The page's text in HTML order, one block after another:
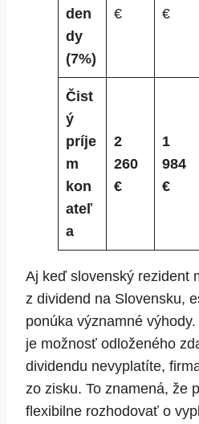
den
dy
(7%)
€
€
Čist
ý
príje
m
kon
ateľ
a
2
260
€
1
984
€
Aj keď slovenský rezident
z dividend na Slovensku,
ponúka významné
je možnosť odloženého
dividendu nevyplatíte,
zo zisku. To znamená, že
flexibilne rozhodovať o